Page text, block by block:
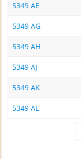
5349 AE
5349 AG
5349 AH
5349 AJ
5349 AK
5349 AL